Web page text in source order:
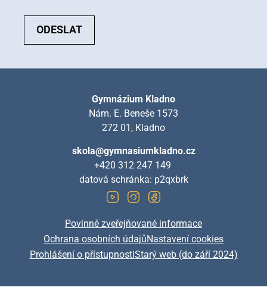
ODESLAT
Gymnázium Kladno
Nám. E. Beneše 1573
272 01, Kladno
skola@gymnasiumkladno.cz
+420 312 247 149
datová schránka: p2qxbrk
Povinně zveřejňované informace
Ochrana osobních údajůNastavení cookies
Prohlášení o přístupnostiStarý web (do září 2024)